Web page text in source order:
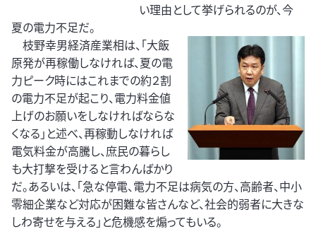
い理由として挙げられるのが、今
夏の電力不足だ。
枝野幸男経済産業相は、「大飯
原発が再稼働しなければ、夏の電
力ピーク時にはこれまでの約２割
の電力不足が起こり、電力料金値
上げのお願いをしなければならな
くなる」と述べ、再稼動しなければ
電気料金が高騰し、庶民の暮らし
も大打撃を受けると言わんばかり
だ。あるいは、「急な停電、電力不足は病気の方、高齢者、中小
零細企業など対応が困難な皆さんなど、社会的弱者に大きな
しわ寄せを与える」と危機感を煽ってもいる。